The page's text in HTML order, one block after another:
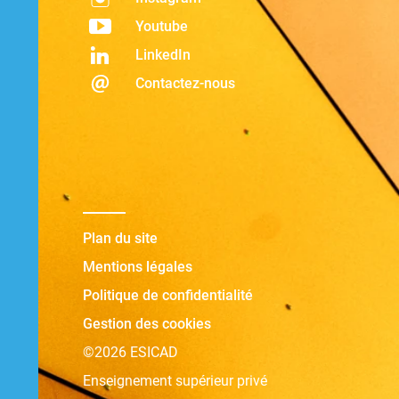
Youtube
LinkedIn
Contactez-nous
Plan du site
Mentions légales
Politique de confidentialité
Gestion des cookies
©2026 ESICAD
Enseignement supérieur privé